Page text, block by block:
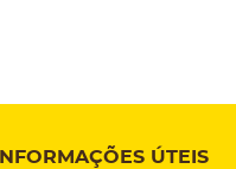
INFORMAÇÕES ÚTEIS